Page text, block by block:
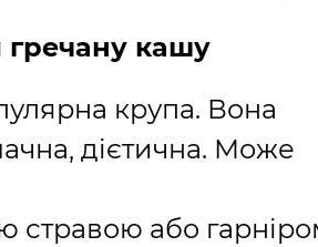
гречану кашу
крупа. Вона
дієтична. Може
стравою або